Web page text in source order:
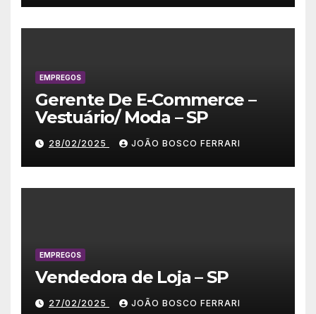
EMPREGOS
Gerente De E-Commerce –
Vestuário/ Moda – SP
28/02/2025 JOÃO BOSCO FERRARI
EMPREGOS
Vendedora de Loja – SP
27/02/2025 JOÃO BOSCO FERRARI